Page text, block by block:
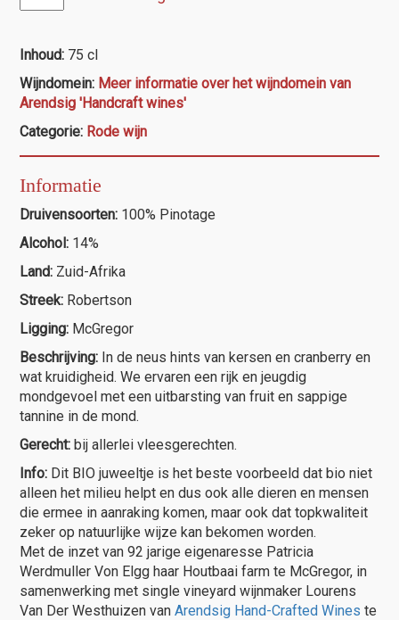
Organic
2018
aantal
Inhoud: 75 cl
Wijndomein: Meer informatie over het wijndomein van
Arendsig 'Handcraft wines'
Categorie: Rode wijn
Informatie
Druivensoorten: 100% Pinotage
Alcohol: 14%
Land: Zuid-Afrika
Streek: Robertson
Ligging: McGregor
Beschrijving: In de neus hints van kersen en cranberry en
wat kruidigheid. We ervaren een rijk en jeugdig
mondgevoel met een uitbarsting van fruit en sappige
tannine in de mond.
Gerecht: bij allerlei vleesgerechten.
Info: Dit BIO juweeltje is het beste voorbeeld dat bio niet
alleen het milieu helpt en dus ook alle dieren en mensen
die ermee in aanraking komen, maar ook dat topkwaliteit
zeker op natuurlijke wijze kan bekomen worden.
Met de inzet van 92 jarige eigenaresse Patricia
Werdmuller Von Elgg haar Houtbaai farm te McGregor, in
samenwerking met single vineyard wijnmaker Lourens
Van Der Westhuizen vanArendsig Hand-Crafted Wines te